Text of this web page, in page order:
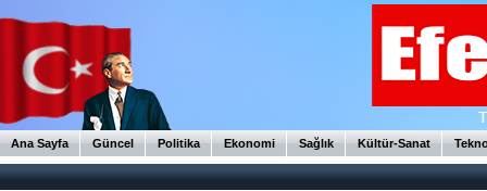
Ana Sayfa Güncel Politika Ekonomi Sağlık Kültür-Sanat